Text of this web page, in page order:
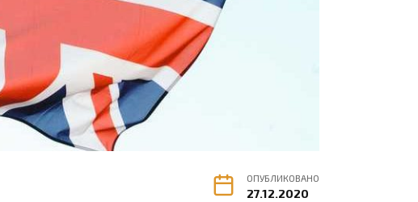
ОПУБЛИКОВАНО
27.12.2020